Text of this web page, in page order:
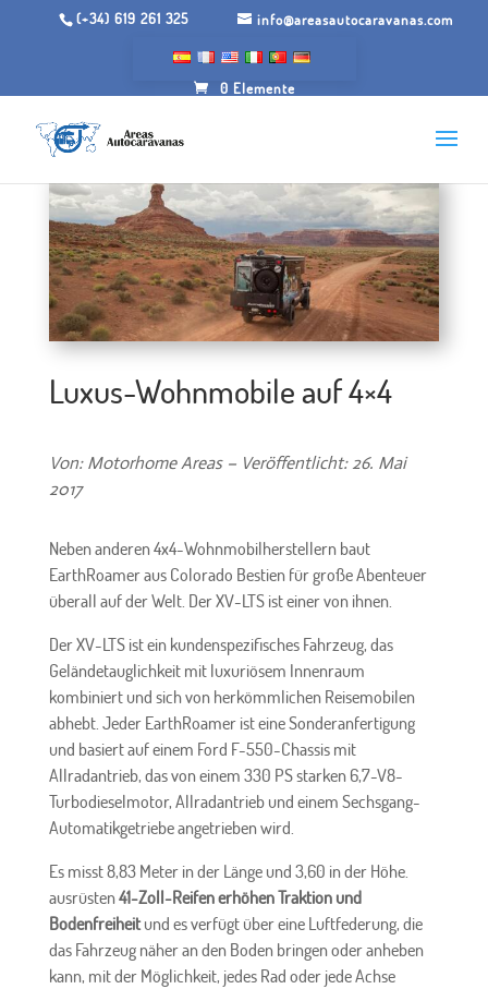
(+34) 619 261 325 info@areasautocaravanas.com
0 Elemente
Luxus-Wohnmobile auf 4×4
Von: Motorhome Areas – Veröffentlicht: 26. Mai
2017
Neben anderen 4x4-Wohnmobilherstellern baut
EarthRoamer aus Colorado Bestien für große Abenteuer
überall auf der Welt. Der XV-LTS ist einer von ihnen.
Der XV-LTS ist ein kundenspezifisches Fahrzeug, das
Geländetauglichkeit mit luxuriösem Innenraum
kombiniert und sich von herkömmlichen Reisemobilen
abhebt. Jeder EarthRoamer ist eine Sonderanfertigung
und basiert auf einem Ford F-550-Chassis mit
Allradantrieb, das von einem 330 PS starken 6,7-V8-
Turbodieselmotor, Allradantrieb und einem Sechsgang-
Automatikgetriebe angetrieben wird.
Es misst 8,83 Meter in der Länge und 3,60 in der Höhe.
ausrüsten41-Zoll-Reifen erhöhen Traktion und
Bodenfreiheitund es verfügt über eine Luftfederung, die
das Fahrzeug näher an den Boden bringen oder anheben
kann, mit der Möglichkeit, jedes Rad oder jede Achse